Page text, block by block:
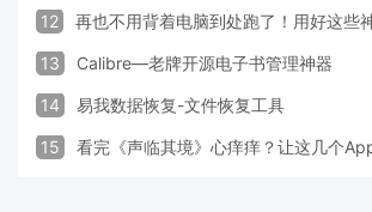
12 再也不用背着电脑到处跑了！用好这些
13 Calibre—老牌开源电子书管理神器
14 易我数据恢复-文件恢复工具
15 看完《声临其境》心痒痒？让这几个